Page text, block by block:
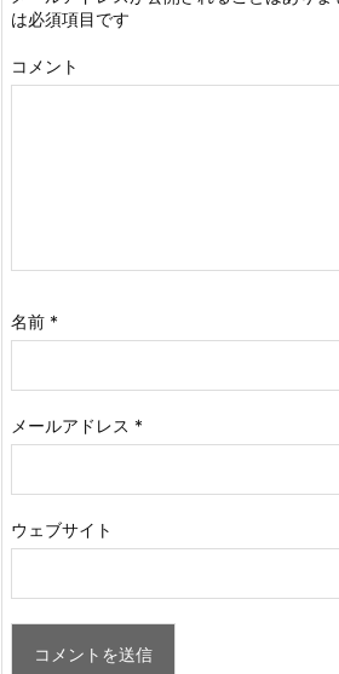
は必須項目です
コメント
名前 *
メールアドレス *
ウェブサイト